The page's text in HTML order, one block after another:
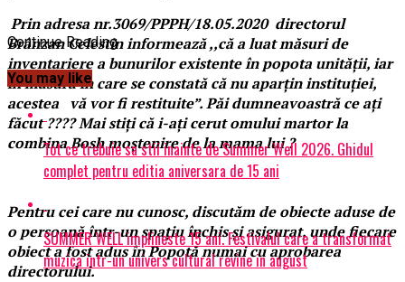
Prin adresa nr.3069/PPPH/18.05.2020 directorul
Brânzan Celestin informează ,,că a luat măsuri de
inventariere a bunurilor existente în popota unității, iar
în măsura în care se constată că nu aparțin instituției,
acestea vă vor fi restituite”. Păi dumneavoastră ce ați
făcut ???? Mai stiți că i-ați cerut omului martor la
combina Bosh moștenire de la mama lui ?
Pentru cei care nu cunosc, discutăm de obiecte aduse de
o persoană într-un spațiu închis și asigurat, unde fiecare
obiect a fost adus în Popotă numai cu aprobarea
directorului.
Continue Reading
You may like
Tot ce trebuie sa stii inainte de Summer Well 2026. Ghidul
complet pentru editia aniversara de 15 ani
SUMMER WELL implineste 15 ani. Festivalul care a transformat
muzica intr-un univers cultural revine in august